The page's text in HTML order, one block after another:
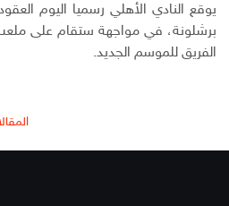
يوقع النادي الأهلي رسميا اليوم
برشلونة، في مواجهة ستقام على
الفريق للموسم الجديد.
المقالات